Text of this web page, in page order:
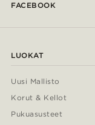
FACEBOOK
LUOKAT
Uusi Mallisto
Korut & Kellot
Pukuasusteet